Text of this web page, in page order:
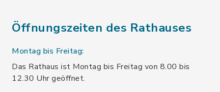
Öffnungszeiten des Rathauses
Montag bis Freitag:
Das Rathaus ist Montag bis Freitag von 8.00 bis
12.30 Uhr geöffnet.